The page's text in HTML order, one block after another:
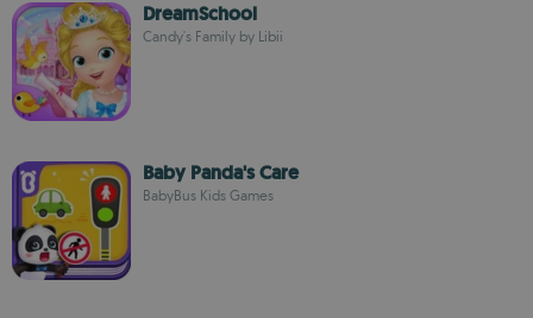
DreamSchool
Candy's Family by Libii
Baby Panda's Care
BabyBus Kids Games